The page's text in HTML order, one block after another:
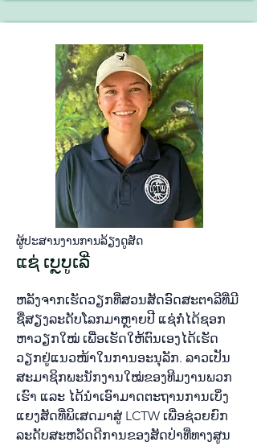
ຜູ້​ປະ​ສານ​ງານ​ການ​ລ້ຽງ​ດູ​ສັດ
ແຊ່ ເບຼບູ​ເລີ່
ຫລັງ​ຈາກ​ເຮັດ​ວຽກ​ທີ່​ສວນ​ສັດ​ອົ​ດ​ສະ​ຕ​າ​ລີທີ່​ມີ​
ຊື່​ສຽງ​ລະ​ດັບ​ໂລກ​ມາ​ຫຼາຍ​ປີ ແຊ່​ກໍ່​ໄດ້​ຊອກ​
ຫາ​ວຽກ​ໃໝ່ ເພື່ອ​ເຮັດ​ໃຫ້​ຕົນ​ເອງ​ໄດ້​ເຮັດ​
ວຽກ​ຢູ່​ແນວ​ໜ້າ​ໃນ​ການອະ​ນຸ​ລັກ. ລາວ​ເປັນ​
ສະ​ມາ​ຊິກ​ພະ​ນັກ​ງານ​ໃໝ່​ຂອງ​ທີມ​ງານ​ພວກ​
ເຮົາ ແລະ ໄດ້​ນຳ​ເອົາ​ມາດ​ຕະ​ຖານ​ການ​ເບິ່ງ​
ແຍງ​ສັດ​ທີ່​ພິ​ເສດ​ມາ​ສູ່ LCTW ເພື່ອ​ຊ່ວຍ​ຍົກ​
ລະ​ດັບ​ສະ​ຫ​ວັດ​ດີ​ການ​ຂອງ​ສັດ​ປ່າ​ທີ່​ທາງ​ສູນ​